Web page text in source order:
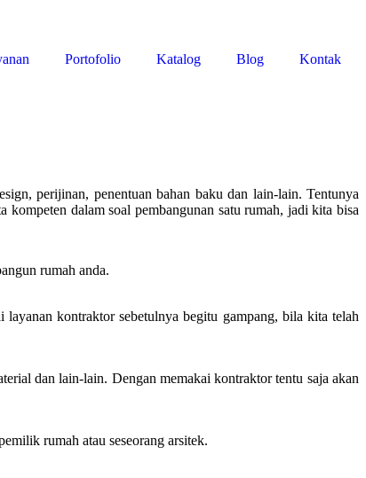
Portofolio Katalog Blog Kontak
perijinan, penentuan bahan baku dan lain-lain. Tentunya
dalam soal pembangunan satu rumah, jadi kita bisa
rumah anda.
kontraktor sebetulnya begitu gampang, bila kita telah
dan lain-lain. Dengan memakai kontraktor tentu saja akan
rumah atau seseorang arsitek.